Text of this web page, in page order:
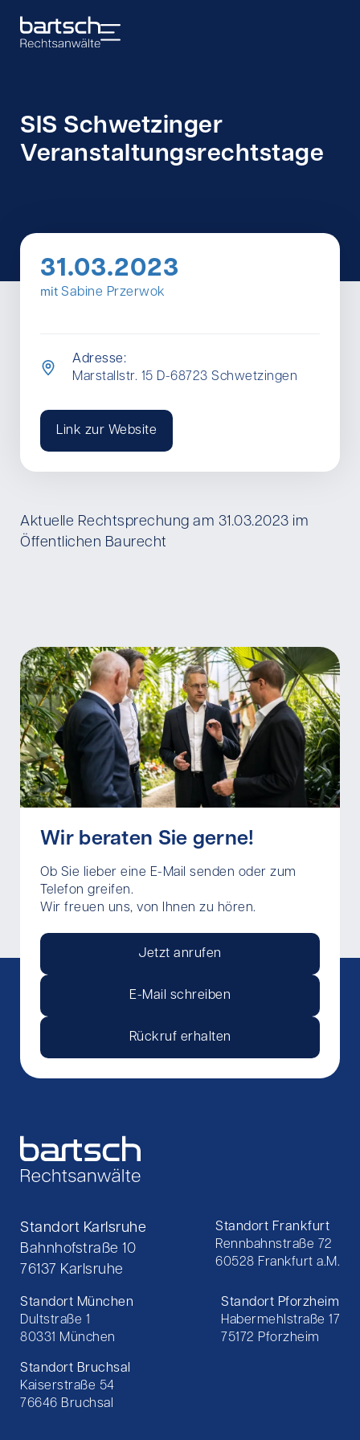
SIS Schwetzinger
Veranstaltungsrechtstage
Aktuelle Rechtsprechung am 31.03.2023 im
Öffentlichen Baurecht
31.03.2023
mit Sabine Przerwok
Adresse:
Marstallstr. 15 D-68723 Schwetzingen
Link zur Website
Wir beraten Sie gerne!
Ob Sie lieber eine E-Mail senden oder zum
Telefon greifen.
Wir freuen uns, von Ihnen zu hören.
Jetzt anrufen
E-Mail schreiben
Rückruf erhalten
Standort Karlsruhe
Bahnhofstraße 10
76137 Karlsruhe
Standort Frankfurt
Rennbahnstraße 72
60528 Frankfurt a.M.
Standort München
Dultstraße 1
80331 München
Standort Pforzheim
Habermehlstraße 17
75172 Pforzheim
Standort Bruchsal
Kaiserstraße 54
76646 Bruchsal